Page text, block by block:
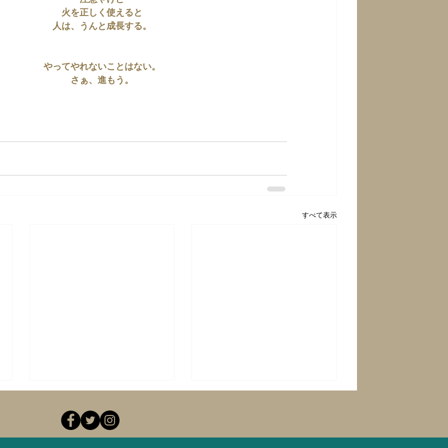
火を正しく使えると
人は、うんと成長する。
やってやれないことはない。
さぁ、進もう。
すべて表示